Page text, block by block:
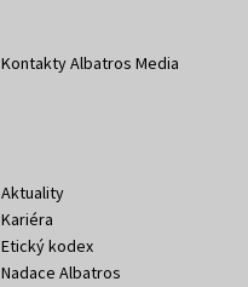
Kontakty Albatros Media
Aktuality
Kariéra
Etický kodex
Nadace Albatros